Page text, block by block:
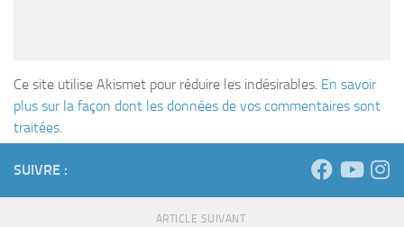
Ce site utilise Akismet pour réduire les indésirables. En savoir
plus sur la façon dont les données de vos commentaires sont
traitées.
SUIVRE :
ARTICLE SUIVANT